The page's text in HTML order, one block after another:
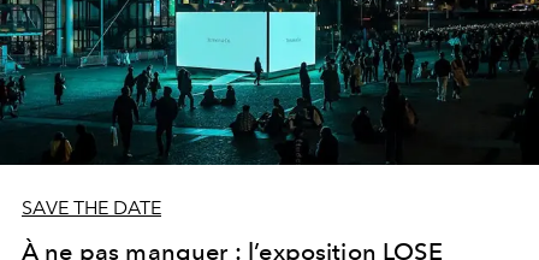
SAVE THE DATE
À ne pas manquer : l’exposition LOSE